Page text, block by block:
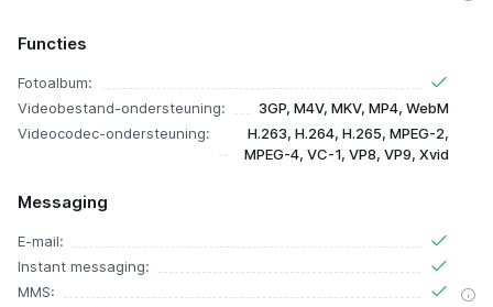
Functies
Fotoalbum:
Videobestand-ondersteuning:
3GP, M4V, MKV, MP4, WebM
Videocodec-ondersteuning:
H.263, H.264, H.265, MPEG-2,
MPEG-4, VC-1, VP8, VP9, Xvid
Messaging
E-mail:
Instant messaging:
MMS: